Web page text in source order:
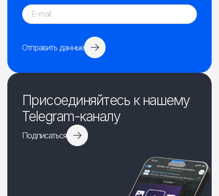
Отправить данные
Присоединяйтесь к нашему
Telegram-каналу
Подписаться